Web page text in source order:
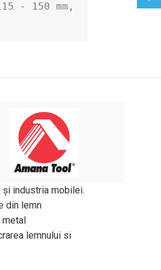
- 150 mm,
industria mobilei.
din lemn
metal
lemnului si